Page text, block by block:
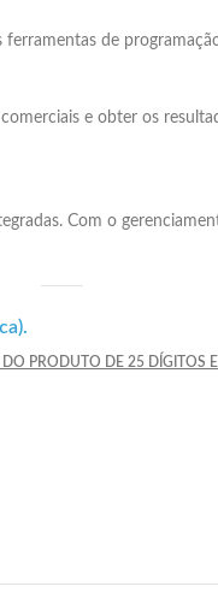
de
e obter os
Com o
PRODUTO DE 25